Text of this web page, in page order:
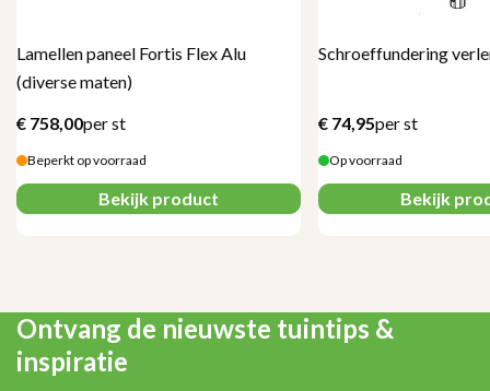
Lamellen paneel Fortis Flex Alu
(diverse maten)
€ 758,00per st
Beperkt op voorraad
Bekijk product
Schroeffundering
€ 74,95per st
Op voorraad
Bekijk
Ontvang de nieuwste tuintips &
inspiratie